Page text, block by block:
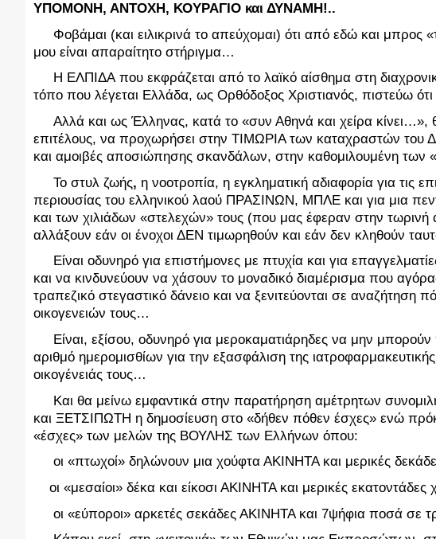
ΥΠΟΜΟΝΗ, ΑΝΤΟΧΗ, ΚΟΥΡΑΓΙΟ και ΔΥΝΑΜΗ!..
Φοβάμαι (και ειλικρινά το απεύχομαι) ότι από εδώ και μπρος
μου είναι απαραίτητο στήριγμα…
Η ΕΛΠΙΔΑ που εκφράζεται από το λαϊκό αίσθημα στη
τόπο που λέγεται Ελλάδα, ως Ορθόδοξος Χριστιανός, πιστεύω
Αλλά και ως Έλληνας, κατά το «συν Αθηνά και χείρα κίνει…»,
επιτέλους, να προχωρήσει στην ΤΙΜΩΡΙΑ των καταχραστών του
και αμοιβές αποσιώπησης σκανδάλων, στην καθομιλουμένη
Το στυλ ζωής, η νοοτροπία, η εγκληματική αδιαφορία για τις
περιουσίας του ελληνικού λαού ΠΡΑΣΙΝΩΝ, ΜΠΛΕ και για μια
και των χιλιάδων «στελεχών» τους (που μας έφεραν στην τωρινή
αλλάξουν εάν οι ένοχοι ΔΕΝ τιμωρηθούν και εάν δεν κληθούν
Είναι οδυνηρό για επιστήμονες με πτυχία και για
και να κινδυνεύουν να χάσουν το μοναδικό διαμέρισμα που
τραπεζικό στεγαστικό δάνειο και να ξενιτεύονται σε αναζήτηση
οικογενειών τους…
Είναι, εξίσου, οδυνηρό για μεροκαματιάρηδες να μην
αριθμό ημερομισθίων για την εξασφάλιση της
οικογένειάς τους…
Και θα μείνω εμφαντικά στην παρατήρηση αμέτρητων
και ΞΕΤΣΙΠΩΤΗ η δημοσίευση στο «δήθεν πόθεν έσχες» ενώ
«έσχες» των μελών της ΒΟΥΛΗΣ των Ελλήνων όπου:
οι «πτωχοί» δηλώνουν μια χούφτα ΑΚΙΝΗΤΑ και μερικές
οι «μεσαίοι» δέκα και είκοσι ΑΚΙΝΗΤΑ και μερικές εκατοντάδες
οι «εύποροι» αρκετές σεκάδες ΑΚΙΝΗΤΑ και 7ψήφια ποσά σε